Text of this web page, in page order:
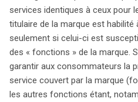
services identiques à ceux pour
titulaire de la marque est habilité
seulement si celui-ci est
des « fonctions » de la marque.
garantir aux consommateurs la
service couvert par la marque
les autres fonctions étant,